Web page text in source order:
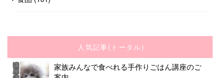
人気記事(トータル)
家族みんなで食べれる手作りごはん講座のご